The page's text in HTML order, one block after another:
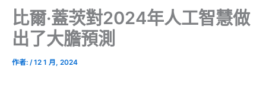
比爾·蓋茨對2024年人工智慧做
出了大膽預測
作者: /12 1 月, 2024